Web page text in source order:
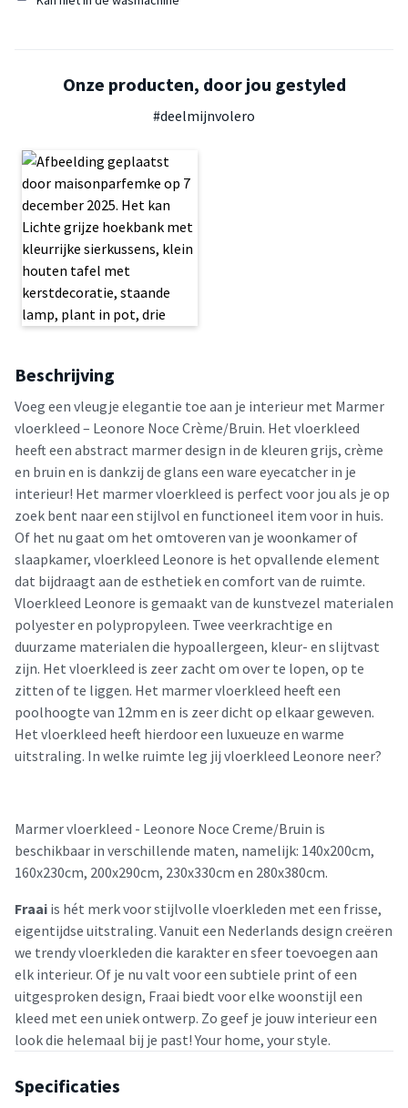
Onze producten, door jou gestyled
#deelmijnvolero
Beschrijving
Voeg een vleugje elegantie toe aan je interieur met Marmer
vloerkleed – Leonore Noce Crème/Bruin. Het vloerkleed
heeft een abstract marmer design in de kleuren grijs, crème
en bruin en is dankzij de glans een ware eyecatcher in je
interieur! Het marmer vloerkleed is perfect voor jou als je op
zoek bent naar een stijlvol en functioneel item voor in huis.
Of het nu gaat om het omtoveren van je woonkamer of
slaapkamer, vloerkleed Leonore is het opvallende element
dat bijdraagt aan de esthetiek en comfort van de ruimte.
Vloerkleed Leonore is gemaakt van de kunstvezel materialen
polyester en polypropyleen. Twee veerkrachtige en
duurzame materialen die hypoallergeen, kleur- en slijtvast
zijn. Het vloerkleed is zeer zacht om over te lopen, op te
zitten of te liggen. Het marmer vloerkleed heeft een
poolhoogte van 12mm en is zeer dicht op elkaar geweven.
Het vloerkleed heeft hierdoor een luxueuze en warme
uitstraling. In welke ruimte leg jij vloerkleed Leonore neer?
Marmer vloerkleed - Leonore Noce Creme/Bruin is
beschikbaar in verschillende maten, namelijk: 140x200cm,
160x230cm, 200x290cm, 230x330cm en 280x380cm.
Fraai is hét merk voor stijlvolle vloerkleden met een frisse,
eigentijdse uitstraling. Vanuit een Nederlands design creëren
we trendy vloerkleden die karakter en sfeer toevoegen aan
elk interieur. Of je nu valt voor een subtiele print of een
uitgesproken design, Fraai biedt voor elke woonstijl een
kleed met een uniek ontwerp. Zo geef je jouw interieur een
look die helemaal bij je past! Your home, your style.
Specificaties